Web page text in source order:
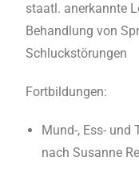
staatl. anerkannte
Behandlung von
Schluckstörungen
Fortbildungen:
Mund-, Ess- und
nach Susanne